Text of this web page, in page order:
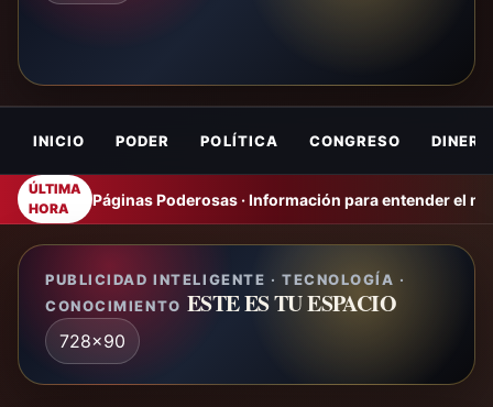
INICIO PODER POLÍTICA CONGRESO DINERO
ÚLTIMA
HORA
Páginas Poderosas · Información para entender el
PUBLICIDAD INTELIGENTE · TECNOLOGÍA ·
CONOCIMIENTO ESTE ES TU ESPACIO
728x90